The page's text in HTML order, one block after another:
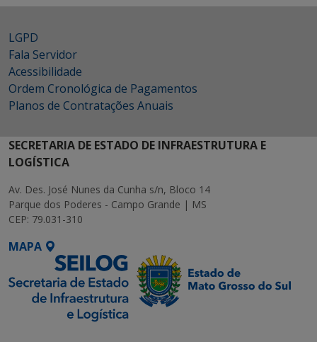
LGPD
Fala Servidor
Acessibilidade
Ordem Cronológica de Pagamentos
Planos de Contratações Anuais
SECRETARIA DE ESTADO DE INFRAESTRUTURA E
LOGÍSTICA
Av. Des. José Nunes da Cunha s/n, Bloco 14
Parque dos Poderes - Campo Grande | MS
CEP: 79.031-310
MAPA